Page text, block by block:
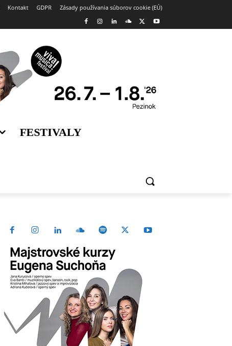
Kontakt GDPR Zásady používania súborov cookie (EÚ)
FESTIVALY